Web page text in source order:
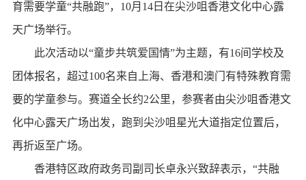
育需要学童“共融跑”，10月14日在尖沙咀香港文化中心露
天广场举行。
此次活动以“童步共筑爱国情”为主题，有16间学校及
团体报名，超过100名来自上海、香港和澳门有特殊教育需
要的学童参与。赛道全长约2公里，参赛者由尖沙咀香港文
化中心露天广场出发，跑到尖沙咀星光大道指定位置后，
再折返至广场。
香港特区政府政务司副司长卓永兴致辞表示，“共融